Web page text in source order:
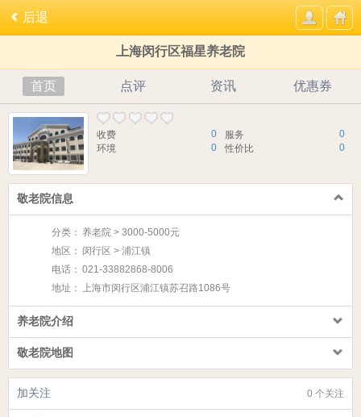
后退
上海闵行区福星养老院
首页 点评 资讯 优惠券
0
收费 0
服务
0
环境 0
性价比
敬老院信息
分类： 养老院 > 3000-5000元
地区： 闵行区 > 浦江镇
电话： 021-33882868-8006
地址： 上海市闵行区浦江镇苏召路1086号
养老院介绍
敬老院地图
0 个关注
加关注